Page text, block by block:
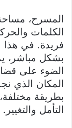
المسرح،
الكلمات
فريدة. في هذا
بشكل مباشر،
الضوء على
المكان الذي
بطريقة
التأمل والتغيير.